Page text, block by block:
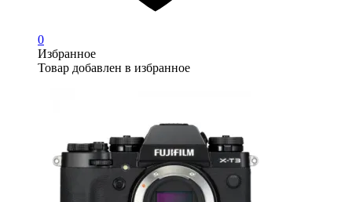
0
Избранное
Товар добавлен в избранное